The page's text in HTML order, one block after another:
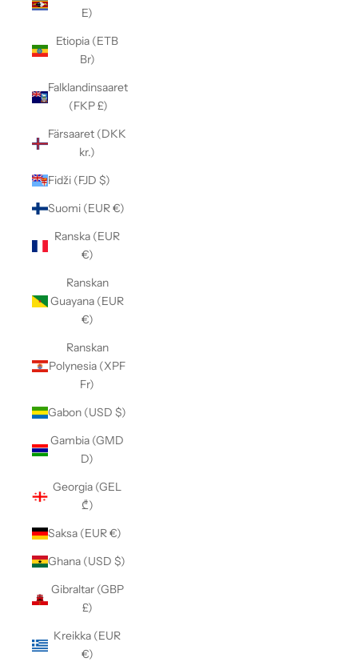
E)
Etiopia (ETB
Br)
Falklandinsaaret
(FKP £)
Färsaaret (DKK
kr.)
Fidži (FJD $)
Suomi (EUR €)
Ranska (EUR
€)
Ranskan
Guayana (EUR
€)
Ranskan
Polynesia (XPF
Fr)
Gabon (USD $)
Gambia (GMD
D)
Georgia (GEL
₾)
Saksa (EUR €)
Ghana (USD $)
Gibraltar (GBP
£)
Kreikka (EUR
€)